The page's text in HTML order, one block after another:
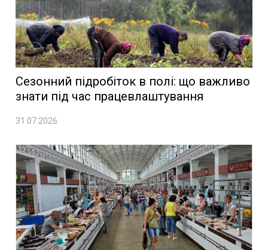
Сезонний підробіток в полі: що важливо
знати під час працевлаштування
31.07.2026